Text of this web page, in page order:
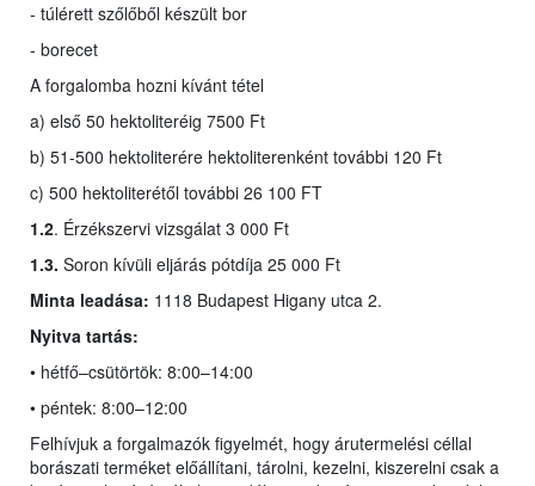
- túlérett szőlőből készült bor
- borecet
A forgalomba hozni kívánt tétel
a) első 50 hektoliteréig 7500 Ft
b) 51-500 hektoliterére hektoliterenként további 120 Ft
c) 500 hektoliterétől további 26 100 FT
1.2. Érzékszervi vizsgálat 3 000 Ft
1.3. Soron kívüli eljárás pótdíja 25 000 Ft
Minta leadása: 1118 Budapest Higany utca 2.
Nyitva tartás:
• hétfő–csütörtök: 8:00–14:00
• péntek: 8:00–12:00
Felhívjuk a forgalmazók figyelmét, hogy árutermelési céllal
borászati terméket előállítani, tárolni, kezelni, kiszerelni csak a